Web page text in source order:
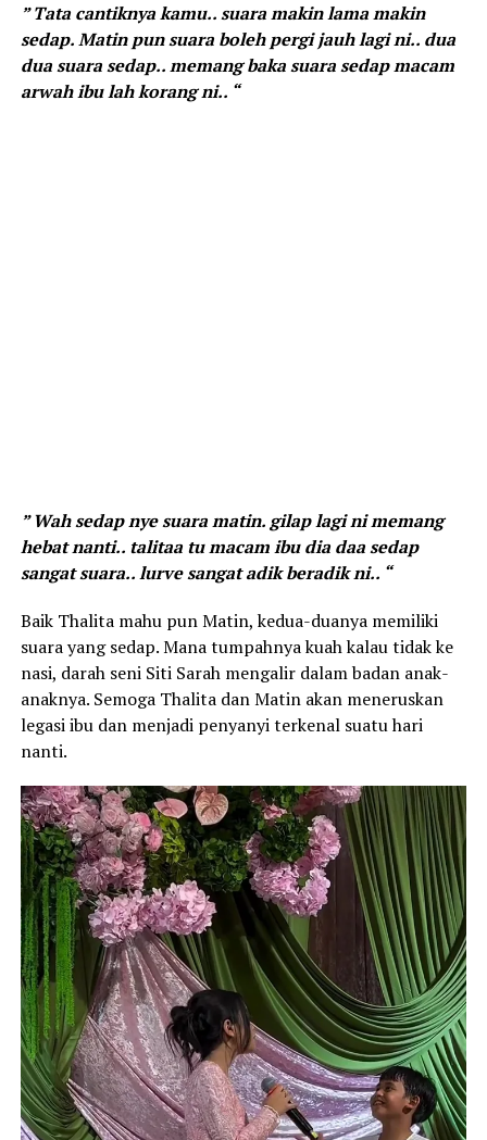
” Tata cantiknya kamu.. suara makin lama makin
sedap. Matin pun suara boleh pergi jauh lagi ni.. dua
dua suara sedap.. memang baka suara sedap macam
arwah ibu lah korang ni.. “
” Wah sedap nye suara matin. gilap lagi ni memang
hebat nanti.. talitaa tu macam ibu dia daa sedap
sangat suara.. lurve sangat adik beradik ni.. “
Baik Thalita mahu pun Matin, kedua-duanya memiliki
suara yang sedap. Mana tumpahnya kuah kalau tidak ke
nasi, darah seni Siti Sarah mengalir dalam badan anak-
anaknya. Semoga Thalita dan Matin akan meneruskan
legasi ibu dan menjadi penyanyi terkenal suatu hari
nanti.